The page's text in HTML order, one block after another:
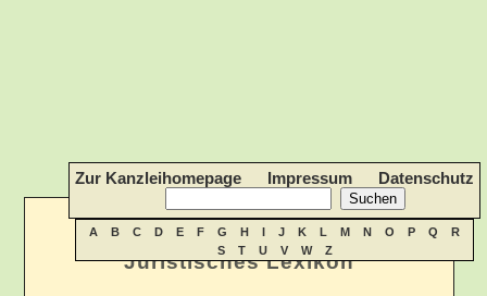
Juristisches Lexikon
Zur Kanzleihomepage Impressum Datenschutz
A B C D E F G H I J K L M N O P Q
R
S
T U V W Z